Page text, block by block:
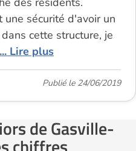
une sécurité d'avoir un
cette structure, je
... Lire plus
Publié le 24/06/2019
de Gasville-